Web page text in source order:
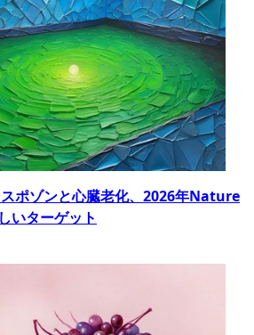
ポゾンと心臓老化、2026年Nature
いターゲット